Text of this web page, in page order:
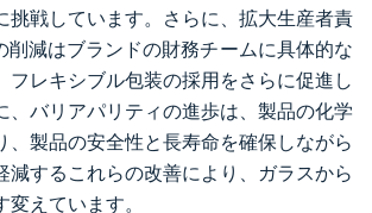
挑戦しています。さらに、拡大生産者責
削減はブランドの財務チームに具体的な
フレキシブル包装の採用をさらに促進し
、バリアパリティの進歩は、製品の化学
、製品の安全性と長寿命を確保しながら
減するこれらの改善により、ガラスから
えています。